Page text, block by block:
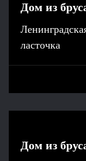
Дом из
ласточка
Дом из